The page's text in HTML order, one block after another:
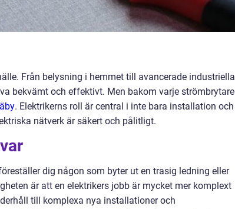
Från belysning i hemmet till avancerade industriella
bekvämt och effektivt. Men bakom varje strömbrytare
. Elektrikerns roll är central i inte bara installation och
nätverk är säkert och pålitligt.
dig någon som byter ut en trasig ledning eller
är att en elektrikers jobb är mycket mer komplext
till komplexa nya installationer och